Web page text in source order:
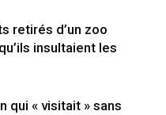
retirés d’un zoo
insultaient les
qui « visitait » sans